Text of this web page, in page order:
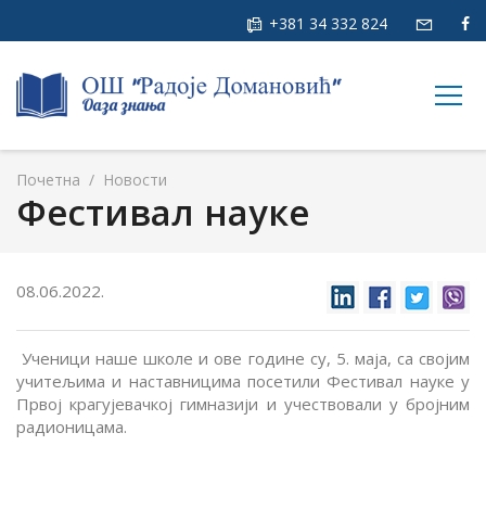
+381 34 332 824
Почетна / Новости
Фестивал науке
08.06.2022.
Ученици наше школе и ове године су, 5. маја, са својим
учитељима и наставницима посетили Фестивал науке у
Првој крагујевачкој гимназији и учествовали у бројним
радионицама.